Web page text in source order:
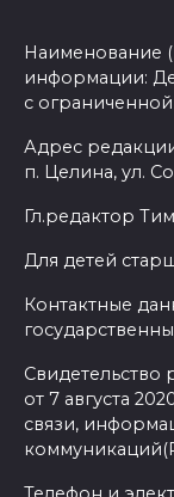
Наименование
информации:
с ограниченной
Адрес редакции
п. Целина, ул.
Гл.редактор
Для детей
Контактные
от 7 августа
связи,